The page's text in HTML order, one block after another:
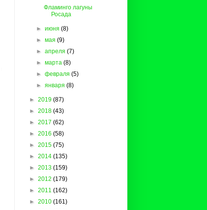
Фламинго лагуны
Росада
►июня(8)
►мая(9)
►апреля(7)
►марта(8)
►февраля(5)
►января(8)
► 2019 (87)
► 2018 (43)
► 2017 (62)
► 2016 (58)
► 2015 (75)
► 2014 (135)
► 2013 (159)
► 2012 (179)
► 2011 (162)
► 2010 (161)